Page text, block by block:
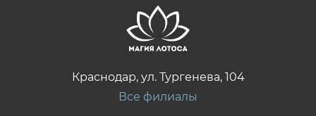
Краснодар, ул. Тургенева, 104
Все филиалы